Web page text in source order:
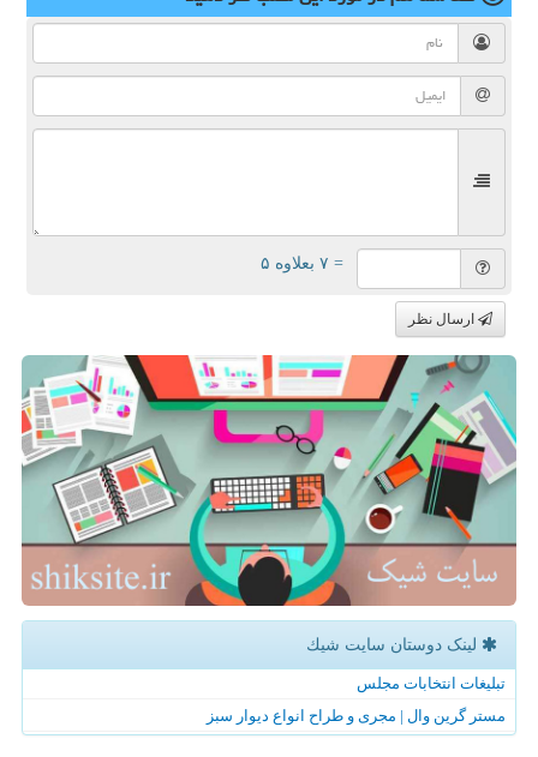
= ۷ بعلاوه ۵
ارسال نظر
لینک دوستان سایت شیك
تبلیغات انتخابات مجلس
مستر گرین وال | مجری و طراح انواع دیوار سبز